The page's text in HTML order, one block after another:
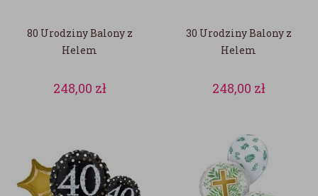
80 Urodziny Balony z
Helem
248,00 zł
30 Urodziny Balony z
Helem
248,00 zł